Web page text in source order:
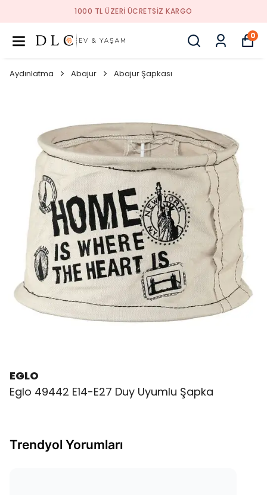
1000 TL ÜZERI ÜCRETSIZ KARGO
0
Aydınlatma Abajur Abajur Şapkası
EGLO
Eglo 49442 E14-E27 Duy Uyumlu Şapka
Trendyol Yorumları